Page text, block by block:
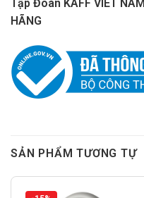
Tập Đoàn KAFF VIET
HÃNG
SẢN PHẨM TƯƠNG TỰ